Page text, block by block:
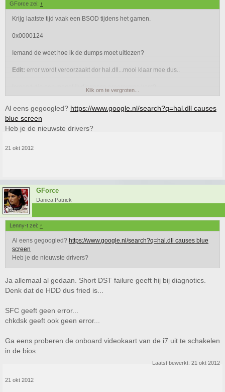
GForce zei: ↑
Krijg laatste tijd vaak een BSOD tijdens het gamen.
0x0000124
Iemand de weet hoe ik de dumps moet uitlezen?
Edit: error wordt veroorzaakt dor hal.dll...mooi klaar mee dus..
Iemand die een mogelijk diagnose programma kent?
Klik om te vergroten...
Al eens gegoogled? https://www.google.nl/search?q=hal.dll causes
blue screen
Heb je de nieuwste drivers?
21 okt 2012
GForce
Danica Patrick
Lenny-t zei: ↑
Al eens gegoogled? https://www.google.nl/search?q=hal.dll causes blue
screen
Heb je de nieuwste drivers?
Ja allemaal al gedaan. Short DST failure geeft hij bij diagnotics.
Denk dat de HDD dus fried is...
SFC geeft geen error...
chkdsk geeft ook geen error...
Ga eens proberen de onboard videokaart van de i7 uit te schakelen
in de bios.
Laatst bewerkt: 21 okt 2012
21 okt 2012